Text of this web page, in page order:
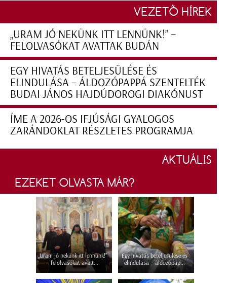
VEZETŐ HÍREK
„URAM JÓ NEKÜNK ITT LENNÜNK!” –
FELOLVASÓKAT AVATTAK BUDÁN
EGY HIVATÁS BETELJESÜLÉSE ÉS
ELINDULÁSA – ÁLDOZÓPAPPÁ SZENTELTÉK
BUDAI JÁNOS HAJDÚDOROGI DIAKÓNUST
ÍME A 2026-OS IFJÚSÁGI GYALOGOS
ZARÁNDOKLAT RÉSZLETES PROGRAMJA
AKTUÁLIS
EZEKET OLVASTA MÁR?
„Uram jó nekünk itt lennünk!”
– felolvasókat avatt...
Egy hivatás beteljesülése és
elindulása – áldozópap...